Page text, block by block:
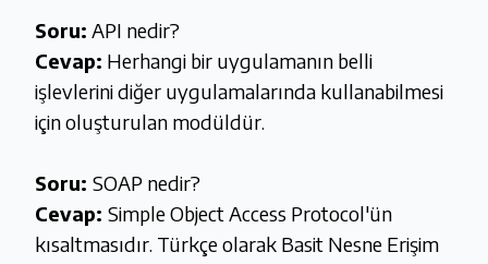
Soru: API nedir?
Cevap: Herhangi bir uygulamanın belli
işlevlerini diğer uygulamalarında kullanabilmesi
için oluşturulan modüldür.
Soru: SOAP nedir?
Cevap: Simple Object Access Protocol'ün
kısaltmasıdır. Türkçe olarak Basit Nesne Erişim